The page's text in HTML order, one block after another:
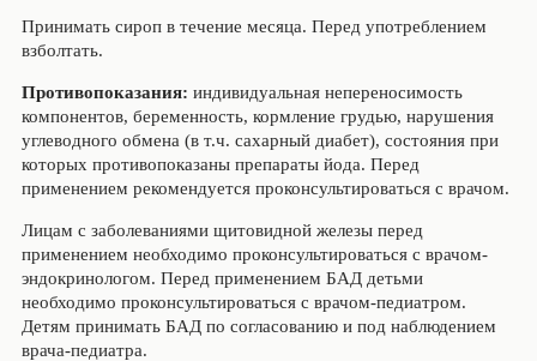
Принимать сироп в течение месяца. Перед употреблением
взболтать.
Противопоказания: индивидуальная непереносимость
компонентов, беременность, кормление грудью, нарушения
углеводного обмена (в т.ч. сахарный диабет), состояния при
которых противопоказаны препараты йода. Перед
применением рекомендуется проконсультироваться с врачом.
Лицам с заболеваниями щитовидной железы перед
применением необходимо проконсультироваться с врачом-
эндокринологом. Перед применением БАД детьми
необходимо проконсультироваться с врачом-педиатром.
Детям принимать БАД по согласованию и под наблюдением
врача-педиатра.